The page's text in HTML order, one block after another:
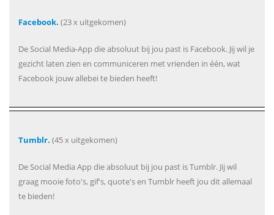
Facebook. (23 x uitgekomen)
De Social Media-App die absoluut bij jou past is Facebook. Jij wil je
gezicht laten zien en communiceren met vrienden in één, wat
Facebook jouw allebei te bieden heeft!
Tumblr. (45 x uitgekomen)
De Social Media App die absoluut bij jou past is Tumblr. Jij wil
graag mooie foto's, gif's, quote's en Tumblr heeft jou dit allemaal
te bieden!